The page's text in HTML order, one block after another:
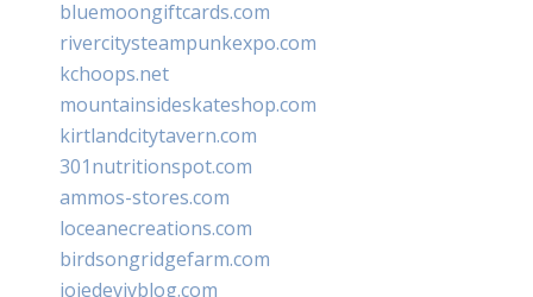
bluemoongiftcards.com
rivercitysteampunkexpo.com
kchoops.net
mountainsideskateshop.com
kirtlandcitytavern.com
301nutritionspot.com
ammos-stores.com
loceanecreations.com
birdsongridgefarm.com
joiedevivblog.com